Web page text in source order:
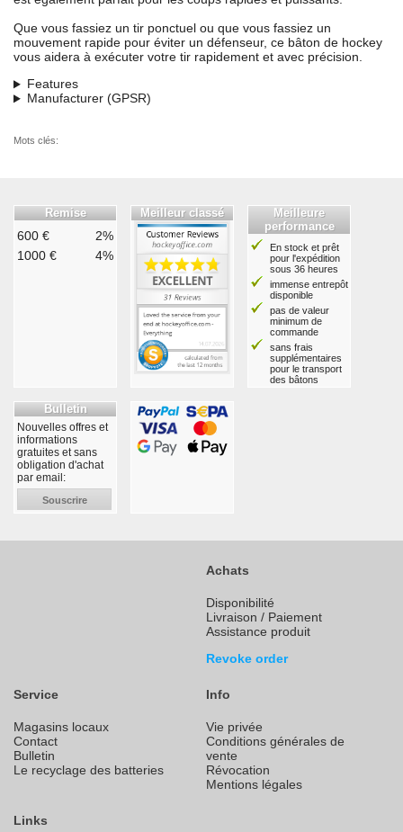
Que vous fassiez un tir ponctuel ou que vous fassiez un
mouvement rapide pour éviter un défenseur, ce bâton de hockey
vous aidera à exécuter votre tir rapidement et avec précision.
Features
Manufacturer (GPSR)
Mots clés:
Remise
600 €
2%
1000 €
4%
Meilleur classé
Meilleure
performance
En stock et prêt
pour l'expédition
sous 36 heures
immense entrepôt
disponible
pas de valeur
minimum de
commande
sans frais
supplémentaires
pour le transport
des bâtons
Bulletin
Nouvelles offres et
informations
gratuites et sans
obligation d'achat
par email:
Souscrire
Achats
Disponibilité
Livraison / Paiement
Assistance produit
Revoke order
Service
Magasins locaux
Contact
Bulletin
Le recyclage des batteries
Info
Vie privée
Conditions générales de
vente
Révocation
Mentions légales
Links